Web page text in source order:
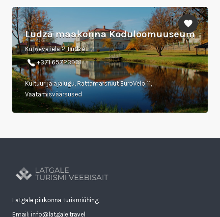
Ludza maakonna Koduloomuuseum
Kuļņeva iela 2, Ludza
+371 65723931
Kultuur ja ajalugu, Rattamarsruut EuroVelo 11,
Vaatamisväärsused
Latgale piirkonna turismiühing
Email: info@latgale.travel